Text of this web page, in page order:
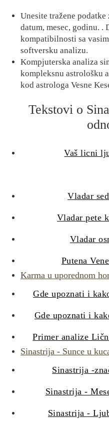
Unesite tražene podatke
datum, mesec, godinu. .
kompatibilnosti sa
softversku analizu.
Kompjuterska analiza
kompleksnu astrološku
kod astrologa Vesne
Tekstovi o
Vaš licni
Vladar
Vladar pete
Vladar
Putena
Karma u uporednom
Gde upoznati i
Gde upoznati i
Primer analize
Sinastrija - Sunce u
Sinastrija -
Sinastrija -
Sinastrija -